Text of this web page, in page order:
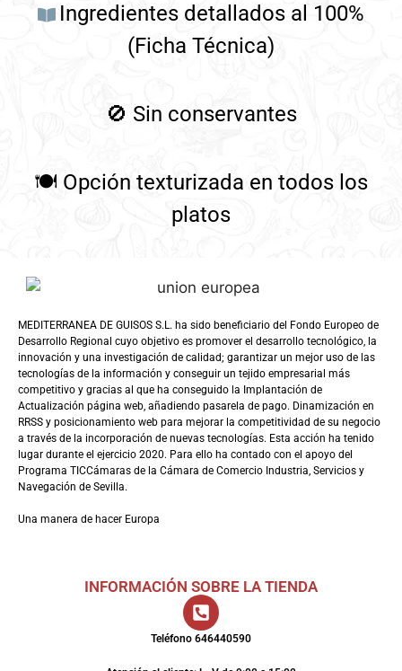
Ingredientes detallados al 100%
(Ficha Técnica)
🚫 Sin conservantes
🍽️ Opción texturizada en todos los
platos
MEDITERRANEA DE GUISOS S.L. ha sido beneficiario del Fondo Europeo de
Desarrollo Regional cuyo objetivo es promover el desarrollo tecnológico, la
innovación y una investigación de calidad; garantizar un mejor uso de las
tecnologías de la información y conseguir un tejido empresarial más
competitivo y gracias al que ha conseguido la Implantación de
Actualización página web, añadiendo pasarela de pago. Dinamización en
RRSS y posicionamiento web para mejorar la competitividad de su negocio
a través de la incorporación de nuevas tecnologías. Esta acción ha tenido
lugar durante el ejercicio 2020. Para ello ha contado con el apoyo del
Programa TICCámaras de la Cámara de Comercio Industria, Servicios y
Navegación de Sevilla.
Una manera de hacer Europa
INFORMACIÓN SOBRE LA TIENDA
Teléfono 646440590